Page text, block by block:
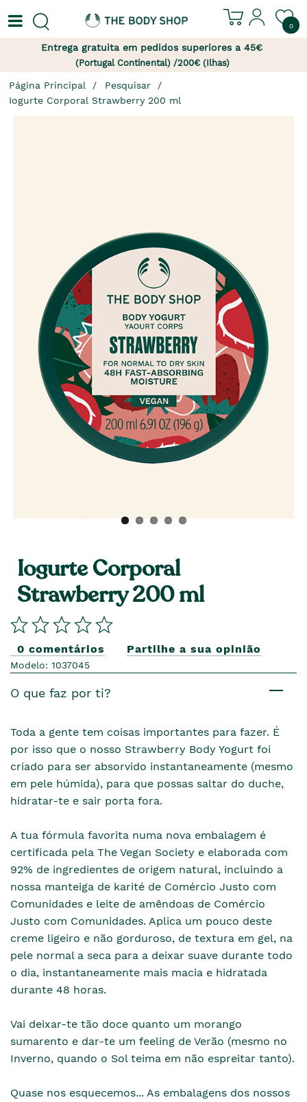
0
Entrega gratuita em pedidos superiores a 45€
(Portugal Continental) /200€ (Ilhas)
Página Principal
Pesquisar
Iogurte Corporal Strawberry 200 ml
Iogurte Corporal
Strawberry 200 ml
0 comentários Partilhe a sua opinião
Modelo: 1037045
O que faz por ti?
Toda a gente tem coisas importantes para fazer. É
por isso que o nosso Strawberry Body Yogurt foi
criado para ser absorvido instantaneamente (mesmo
em pele húmida), para que possas saltar do duche,
hidratar-te e sair porta fora.
A tua fórmula favorita numa nova embalagem é
certificada pela The Vegan Society e elaborada com
92% de ingredientes de origem natural, incluindo a
nossa manteiga de karité de Comércio Justo com
Comunidades e leite de amêndoas de Comércio
Justo com Comunidades. Aplica um pouco deste
creme ligeiro e não gorduroso, de textura em gel, na
pele normal a seca para a deixar suave durante todo
o dia, instantaneamente mais macia e hidratada
durante 48 horas.
Vai deixar-te tão doce quanto um morango
sumarento e dar-te um feeling de Verão (mesmo no
Inverno, quando o Sol teima em não espreitar tanto).
Quase nos esquecemos... As embalagens dos nossos